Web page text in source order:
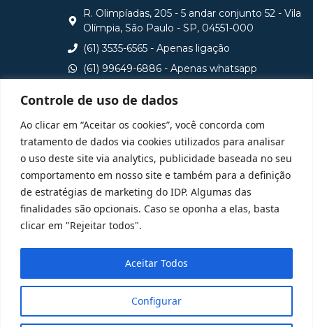
Controle de uso de dados
Ao clicar em “Aceitar os cookies”, você concorda com
tratamento de dados via cookies utilizados para analisar
o uso deste site via analytics, publicidade baseada no seu
comportamento em nosso site e também para a definição
de estratégias de marketing do IDP. Algumas das
finalidades são opcionais. Caso se oponha a elas, basta
clicar em "Rejeitar todos".
Configurar
Aceitar Todos
R. Olimpíadas, 205 - 5 andar conjunto 52 - Vila
Olímpia, São Paulo - SP, 04551-000
(61) 3535-6565 - Apenas ligação
(61) 99649-6886 - Apenas whatsapp
Consulte aqui o cadastro da Instituição no Sistema e-
MEC